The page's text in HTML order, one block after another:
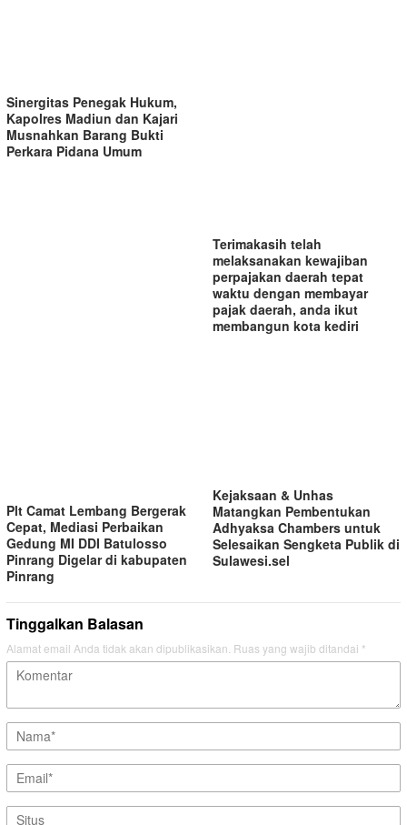
Sinergitas Penegak Hukum,
Kapolres Madiun dan Kajari
Musnahkan Barang Bukti
Perkara Pidana Umum
Terimakasih telah
melaksanakan kewajiban
perpajakan daerah tepat
waktu dengan membayar
pajak daerah, anda ikut
membangun kota kediri
Plt Camat Lembang Bergerak
Cepat, Mediasi Perbaikan
Gedung MI DDI Batulosso
Pinrang Digelar di kabupaten
Pinrang
Kejaksaan & Unhas
Matangkan Pembentukan
Adhyaksa Chambers untuk
Selesaikan Sengketa Publik di
Sulawesi.sel
Tinggalkan Balasan
Alamat email Anda tidak akan dipublikasikan. Ruas yang wajib ditandai *